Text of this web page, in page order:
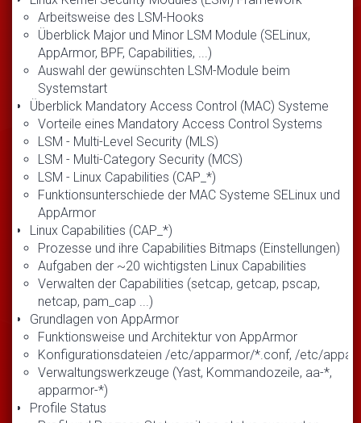
Arbeitsweise des LSM-Hooks
Überblick Major und Minor LSM Module (SELinux,
AppArmor, BPF, Capabilities, ...)
Auswahl der gewünschten LSM-Module beim
Systemstart
Überblick Mandatory Access Control (MAC) Systeme
Vorteile eines Mandatory Access Control Systems
LSM - Multi-Level Security (MLS)
LSM - Multi-Category Security (MCS)
LSM - Linux Capabilities (CAP_*)
Funktionsunterschiede der MAC Systeme SELinux und
AppArmor
Linux Capabilities (CAP_*)
Prozesse und ihre Capabilities Bitmaps (Einstellungen)
Aufgaben der ~20 wichtigsten Linux Capabilities
Verwalten der Capabilities (setcap, getcap, pscap,
netcap, pam_cap ...)
Grundlagen von AppArmor
Funktionsweise und Architektur von AppArmor
Konfigurationsdateien /etc/apparmor/*.conf, /etc/
Verwaltungswerkzeuge (Yast, Kommandozeile, aa-*,
apparmor-*)
Profile Status